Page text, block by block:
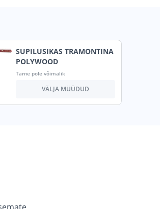
SUPILUSIKAS TRAMONTINA
POLYWOOD
Tarne pole võimalik
VÄLJA MÜÜDUD